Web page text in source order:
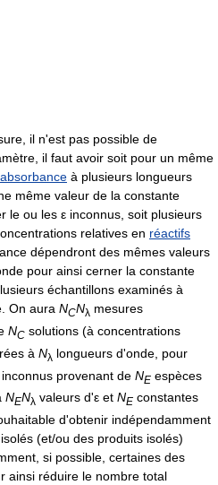
il n'est pas possible de
il faut avoir soit pour un même
absorbance à plusieurs longueurs
même valeur de la constante
le ou les ε inconnus, soit plusieurs
relatives en réactifs
dépendront des mêmes valeurs
pour ainsi cerner la constante
échantillons examinés à
On aura NCNλ mesures
NC solutions (à concentrations
à Nλ longueurs d'onde, pour
inconnus provenant de NE espèces
NENλ valeurs d'ε et NE constantes
d'obtenir indépendamment
(et/ou des produits isolés)
si possible, certaines des
ainsi réduire le nombre total